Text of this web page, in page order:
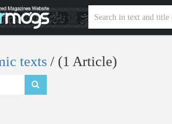
texts ‎/ (1 Article)